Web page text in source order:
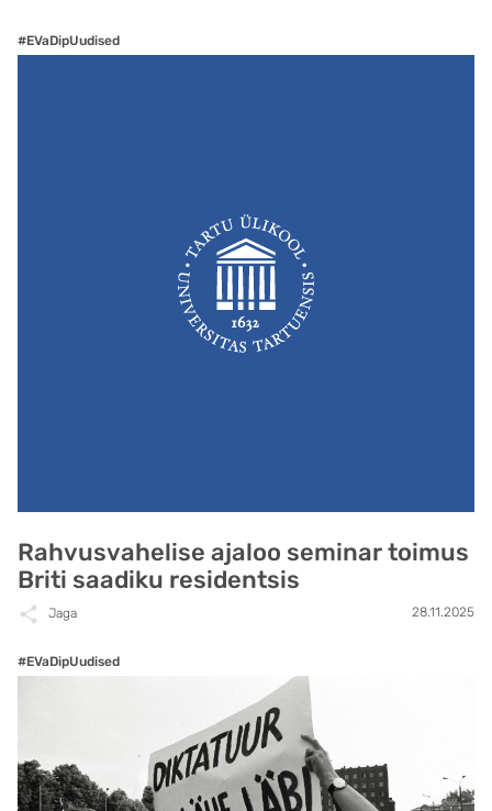
#EVaDipUudised
Rahvusvahelise ajaloo seminar toimus
Briti saadiku residentsis
Jaga 28.11.2025
#EVaDipUudised